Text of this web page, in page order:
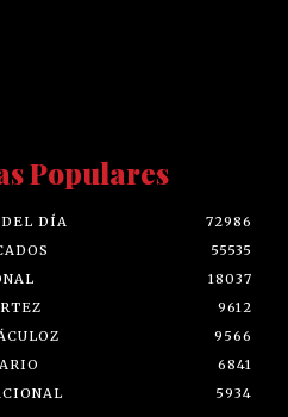
Populares
DÍA
72986
55535
18037
9612
9566
6841
5934